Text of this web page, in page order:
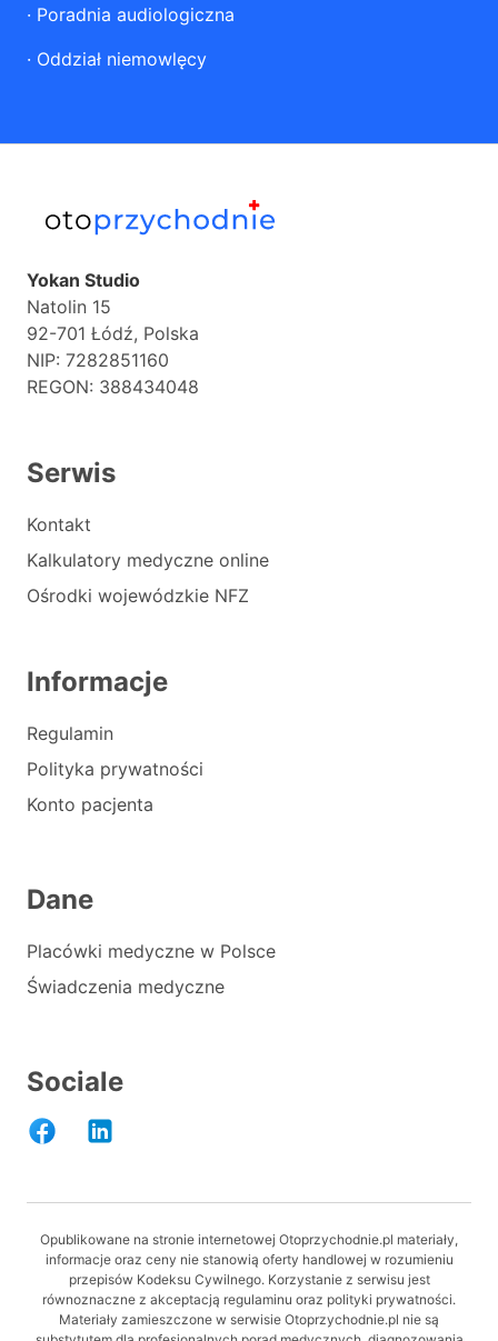
· Poradnia audiologiczna
· Oddział niemowlęcy
Yokan Studio
Natolin 15
92-701 Łódź, Polska
NIP: 7282851160
REGON: 388434048
Serwis
Kontakt
Kalkulatory medyczne online
Ośrodki wojewódzkie NFZ
Informacje
Regulamin
Polityka prywatności
Konto pacjenta
Dane
Placówki medyczne w Polsce
Świadczenia medyczne
Sociale
Opublikowane na stronie internetowej Otoprzychodnie.pl materiały,
informacje oraz ceny nie stanowią oferty handlowej w rozumieniu
przepisów Kodeksu Cywilnego. Korzystanie z serwisu jest
równoznaczne z akceptacją regulaminu oraz polityki prywatności.
Materiały zamieszczone w serwisie Otoprzychodnie.pl nie są